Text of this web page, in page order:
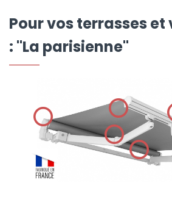
Pour vos terrasses et
: "La parisienne"